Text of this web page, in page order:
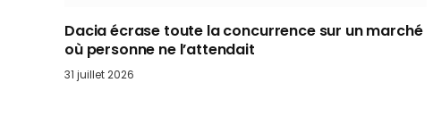
Dacia écrase toute la concurrence sur un marché
où personne ne l’attendait
31 juillet 2026